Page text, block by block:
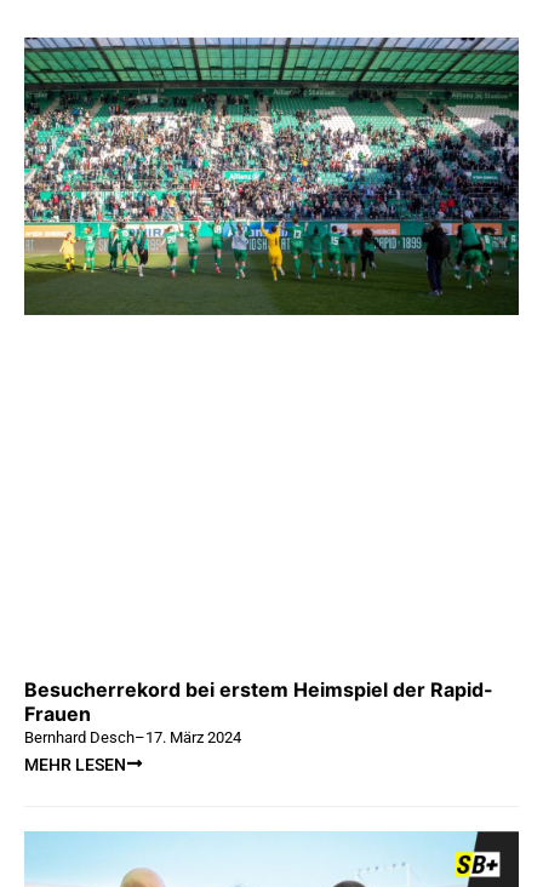
Besucherrekord bei erstem Heimspiel der Rapid-
Frauen
Bernhard Desch–17. März 2024
MEHR LESEN